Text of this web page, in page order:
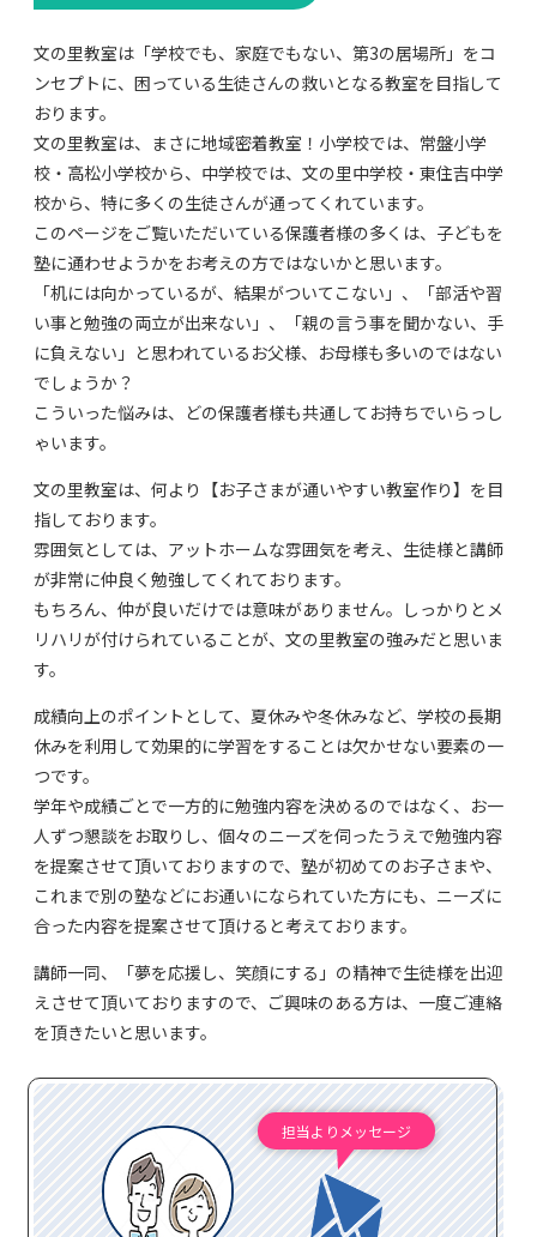
文の里教室は「学校でも、家庭でもない、第3の居場所」をコ
ンセプトに、困っている生徒さんの救いとなる教室を目指して
おります。
文の里教室は、まさに地域密着教室！小学校では、常盤小学
校・高松小学校から、中学校では、文の里中学校・東住吉中学
校から、特に多くの生徒さんが通ってくれています。
このページをご覧いただいている保護者様の多くは、子どもを
塾に通わせようかをお考えの方ではないかと思います。
「机には向かっているが、結果がついてこない」、「部活や習
い事と勉強の両立が出来ない」、「親の言う事を聞かない、手
に負えない」と思われているお父様、お母様も多いのではない
でしょうか？
こういった悩みは、どの保護者様も共通してお持ちでいらっし
ゃいます。
文の里教室は、何より【お子さまが通いやすい教室作り】を目
指しております。
雰囲気としては、アットホームな雰囲気を考え、生徒様と講師
が非常に仲良く勉強してくれております。
もちろん、仲が良いだけでは意味がありません。しっかりとメ
リハリが付けられていることが、文の里教室の強みだと思いま
す。
成績向上のポイントとして、夏休みや冬休みなど、学校の長期
休みを利用して効果的に学習をすることは欠かせない要素の一
つです。
学年や成績ごとで一方的に勉強内容を決めるのではなく、お一
人ずつ懇談をお取りし、個々のニーズを伺ったうえで勉強内容
を提案させて頂いておりますので、塾が初めてのお子さまや、
これまで別の塾などにお通いになられていた方にも、ニーズに
合った内容を提案させて頂けると考えております。
講師一同、「夢を応援し、笑顔にする」の精神で生徒様を出迎
えさせて頂いておりますので、ご興味のある方は、一度ご連絡
を頂きたいと思います。
担当よりメッセージ